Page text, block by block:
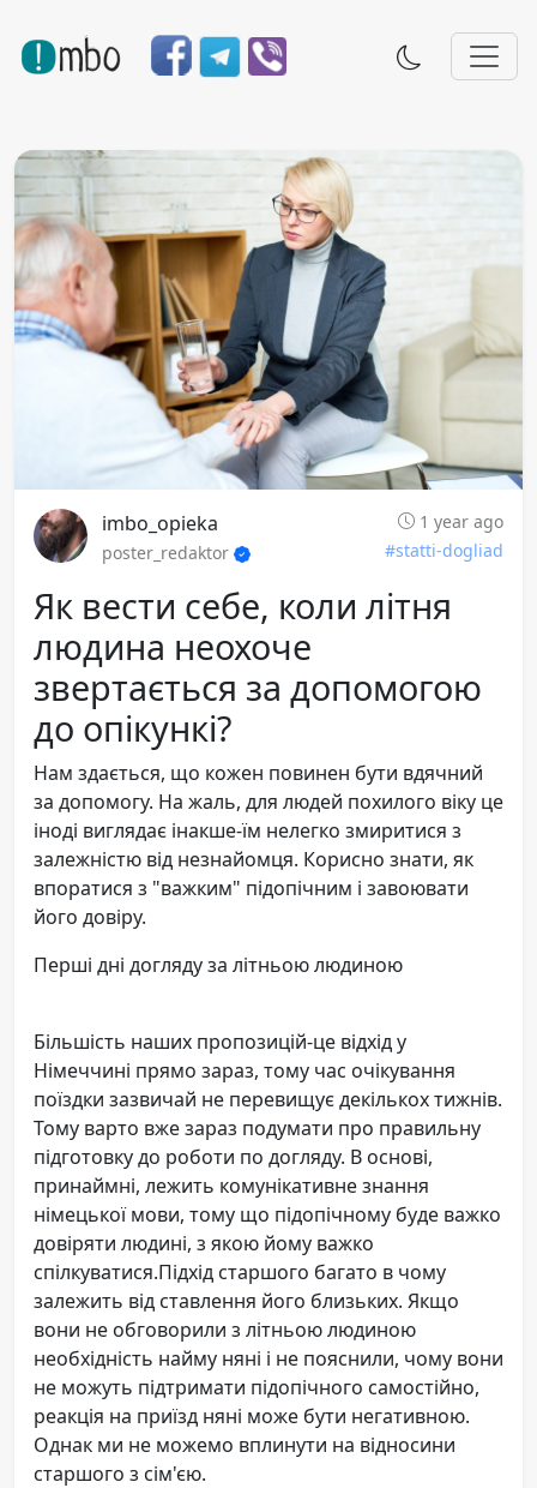
imbo_opieka
1 year ago
poster_redaktor
#statti-dogliad
Як вести себе, коли літня
людина неохоче
звертається за допомогою
до опікункі?
Нам здається, що кожен повинен бути вдячний
за допомогу. На жаль, для людей похилого віку це
іноді виглядає інакше-їм нелегко змиритися з
залежністю від незнайомця. Корисно знати, як
впоратися з "важким" підопічним і завоювати
його довіру.
Перші дні догляду за літньою людиною
Більшість наших пропозицій-це відхід у
Німеччині прямо зараз, тому час очікування
поїздки зазвичай не перевищує декількох тижнів.
Тому варто вже зараз подумати про правильну
підготовку до роботи по догляду. В основі,
принаймні, лежить комунікативне знання
німецької мови, тому що підопічному буде важко
довіряти людині, з якою йому важко
спілкуватися.Підхід старшого багато в чому
залежить від ставлення його близьких. Якщо
вони не обговорили з літньою людиною
необхідність найму няні і не пояснили, чому вони
не можуть підтримати підопічного самостійно,
реакція на приїзд няні може бути негативною.
Однак ми не можемо вплинути на відносини
старшого з сім'єю.